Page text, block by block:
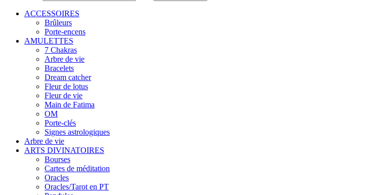
ACCESSOIRES
Brûleurs
Porte-encens
AMULETTES
7 Chakras
Arbre de vie
Bracelets
Dream catcher
Fleur de lotus
Fleur de vie
Main de Fatima
OM
Porte-clés
Signes astrologiques
Arbre de vie
ARTS DIVINATOIRES
Bourses
Cartes de méditation
Oracles
Oracles/Tarot en PT